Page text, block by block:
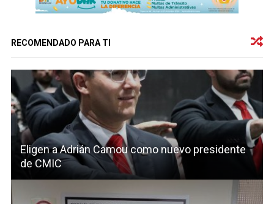
RECOMENDADO PARA TI
Eligen a Adrián Camou como nuevo presidente
de CMIC